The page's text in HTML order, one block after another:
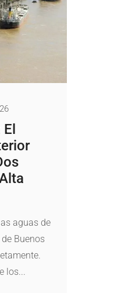
aguas de
Buenos
los...